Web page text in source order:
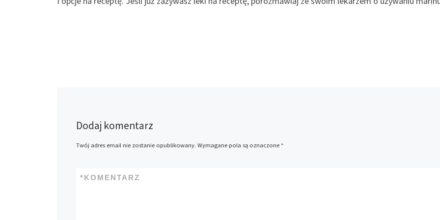
Dodaj komentarz
Twój adres email nie zostanie opublikowany. Wymagane pola są oznaczone *
KOMENTARZ
*